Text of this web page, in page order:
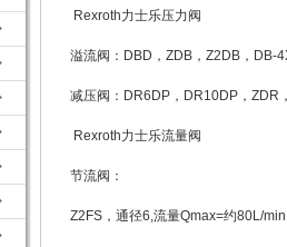
Rexroth力士乐压力阀
溢流阀：DBD，ZDB，Z2DB，DB-
减压阀：DR6DP，DR10DP，ZDR
Rexroth力士乐流量阀
节流阀：
Z2FS，通径6,流量Qmax=约80L/